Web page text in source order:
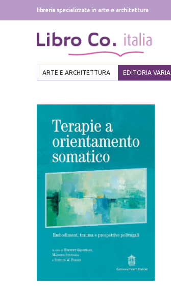
libreria specializzata in arte e architettura
ARTE E ARCHITETTURA EDITORIA VARIA